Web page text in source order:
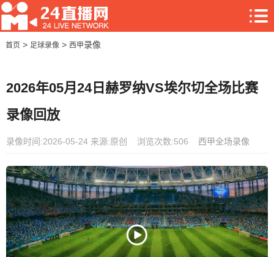
首页> 足球录像 > 西甲录像
2026年05月24日赫罗纳VS埃尔切全场比赛
录像回放
录像时间:2026-05-24 来源:原创 浏览次数:506 西甲全场录像